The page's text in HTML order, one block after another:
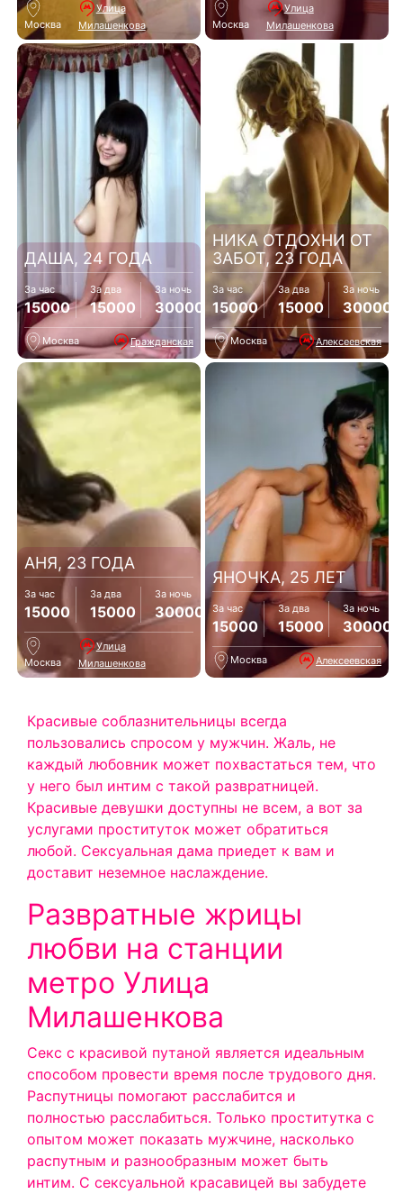
Москва
Улица
Милашенкова
Москва
Улица
Милашенкова
ДАША, 24 ГОДА
За час
15000
За два
15000
За ночь
30000
Москва Гражданская
НИКА ОТДОХНИ ОТ
ЗАБОТ, 23 ГОДА
За час
15000
За два
15000
За ночь
30000
Москва Алексеевская
АНЯ, 23 ГОДА
За час
15000
За два
15000
За ночь
30000
Москва
Улица
Милашенкова
ЯНОЧКА, 25 ЛЕТ
За час
15000
За два
15000
За ночь
30000
Москва Алексеевская
Красивые соблазнительницы всегда
пользовались спросом у мужчин. Жаль, не
каждый любовник может похвастаться тем, что
у него был интим с такой развратницей.
Красивые девушки доступны не всем, а вот за
услугами проституток может обратиться
любой. Сексуальная дама приедет к вам и
доставит неземное наслаждение.
Развратные жрицы
любви на станции
метро Улица
Милашенкова
Секс с красивой путаной является идеальным
способом провести время после трудового дня.
Распутницы помогают расслабится и
полностью расслабиться. Только проститутка с
опытом может показать мужчине, насколько
распутным и разнообразным может быть
интим. С сексуальной красавицей вы забудете